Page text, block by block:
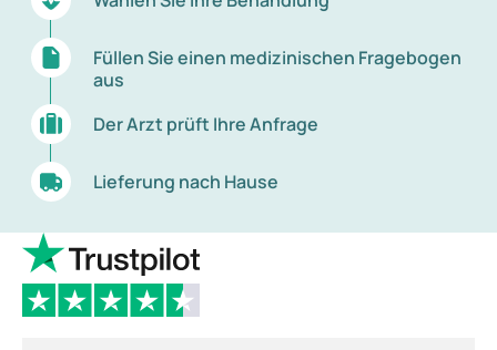
Füllen Sie einen medizinischen Fragebogen
aus
Der Arzt prüft Ihre Anfrage
Lieferung nach Hause